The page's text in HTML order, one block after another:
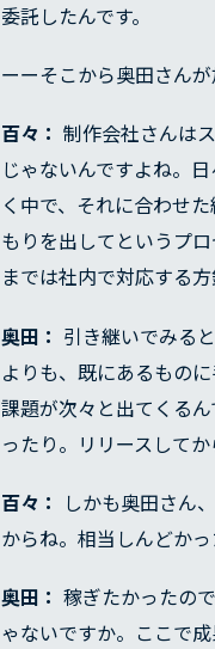
委託したんです。
ーーそこから奥田さん
百々： 制作会社さんは
じゃないんですよね。
く中で、それに合わせ
もりを出してというプ
までは社内で対応する方
奥田： 引き継いでみる
よりも、既にあるもの
課題が次々と出てくる
ったり。リリースして
百々： しかも奥田さん
からね。相当しんどか
奥田： 稼ぎたかったの
ゃないですか。ここで
代